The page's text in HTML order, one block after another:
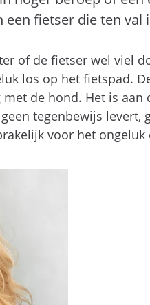
een fietser die ten
of de fietser wel viel
los op het fietspad.
de hond. Het is
tegenbewijs
voor het ongeluk